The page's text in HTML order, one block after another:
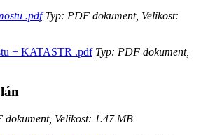
.pdfTyp: PDF dokument, Velikost:
+ KATASTR .pdfTyp: PDF dokument,
Velikost: 1.47 MB